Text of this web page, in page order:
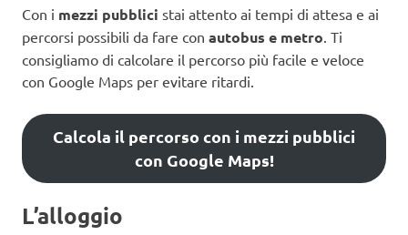
Con i mezzi pubblici stai attento ai tempi di attesa e ai
percorsi possibili da fare con autobus e metro. Ti
consigliamo di calcolare il percorso più facile e veloce
con Google Maps per evitare ritardi.
Calcola il percorso con i mezzi pubblici
con Google Maps!
L’alloggio